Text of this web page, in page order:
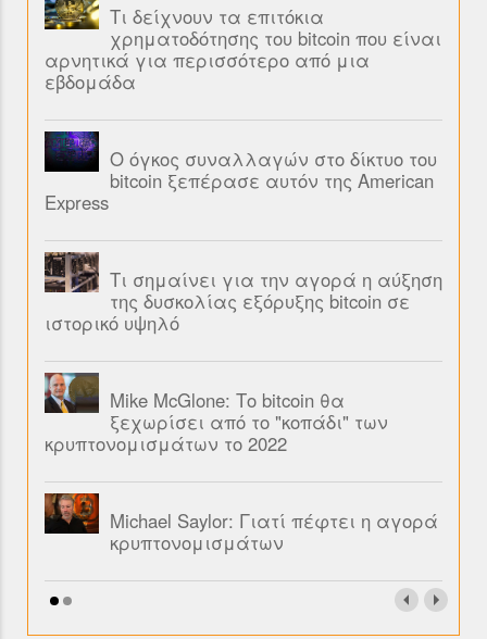
Τι δείχνουν τα επιτόκια
χρηματοδότησης του bitcoin που είναι
αρνητικά για περισσότερο από μια
εβδομάδα
Ο όγκος συναλλαγών στο δίκτυο του
bitcoin ξεπέρασε αυτόν της American
Express
Τι σημαίνει για την αγορά η αύξηση
της δυσκολίας εξόρυξης bitcoin σε
ιστορικό υψηλό
Mike McGlone: Το bitcoin θα
ξεχωρίσει από το "κοπάδι" των
κρυπτονομισμάτων το 2022
Michael Saylor: Γιατί πέφτει η αγορά
κρυπτονομισμάτων